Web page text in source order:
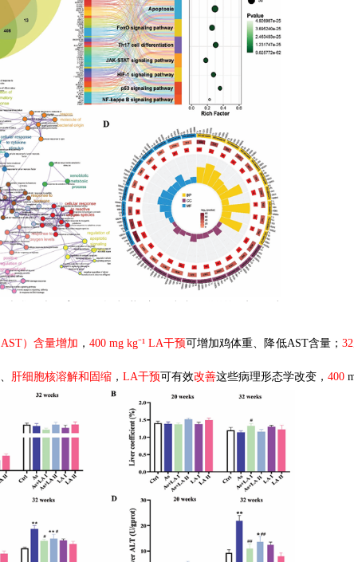
AST）含量增加 ，400 mg kg⁻¹ LA干预可增加鸡体重、降低AST含量； 32
、 肝细胞核溶解和固缩 ， LA干预可有效改善这些病理形态学改变， 400